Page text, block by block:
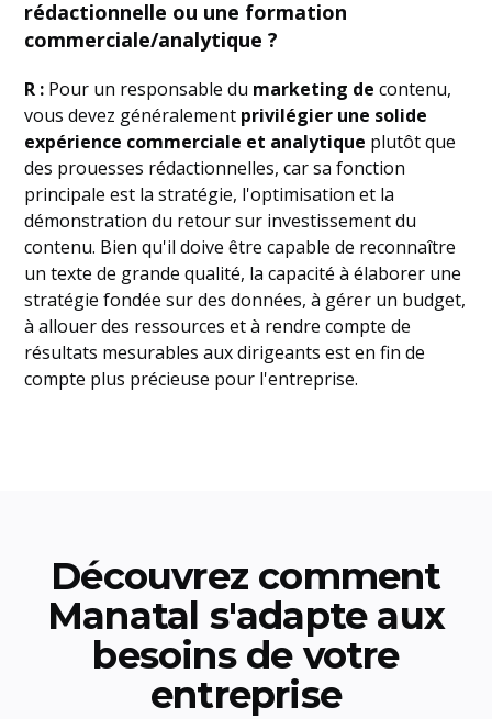
rédactionnelle ou une formation
commerciale/analytique ?
R : Pour un responsable du marketing de contenu,
vous devez généralement privilégier une solide
expérience commerciale et analytique plutôt que
des prouesses rédactionnelles, car sa fonction
principale est la stratégie, l'optimisation et la
démonstration du retour sur investissement du
contenu. Bien qu'il doive être capable de reconnaître
un texte de grande qualité, la capacité à élaborer une
stratégie fondée sur des données, à gérer un budget,
à allouer des ressources et à rendre compte de
résultats mesurables aux dirigeants est en fin de
compte plus précieuse pour l'entreprise.
Découvrez comment
Manatal s'adapte aux
besoins de votre
entreprise